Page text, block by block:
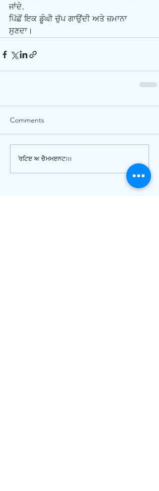
ਜਾਂਦੇ,
ਪਿੱਛੋਂ ਇਕ ਡੂੰਘੀ ਚੁੱਪ ਗਾਉਂਦੀ ਅਤੇ ਜ਼ਮਾਨਾ
ਸੁਣਦਾ।
Comments
Write a comment...